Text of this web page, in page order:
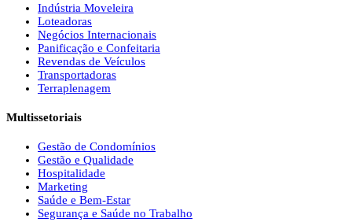
Indústria Moveleira
Loteadoras
Negócios Internacionais
Panificação e Confeitaria
Revendas de Veículos
Transportadoras
Terraplenagem
Multissetoriais
Gestão de Condomínios
Gestão e Qualidade
Hospitalidade
Marketing
Saúde e Bem-Estar
Segurança e Saúde no Trabalho